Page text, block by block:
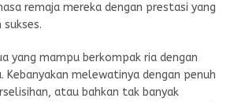
remaja mereka dengan prestasi yang
yang mampu berkompak ria dengan
Kebanyakan melewatinya dengan penuh
atau bahkan tak banyak